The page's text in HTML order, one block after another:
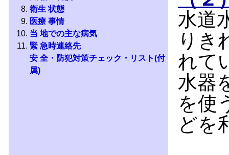
衛生 状態
医療 事情
当 地での主な病気
緊 急時連絡先
安 全・防犯対策チェック・リスト(付
属)
水道
りき
れて
水器
を使
どを